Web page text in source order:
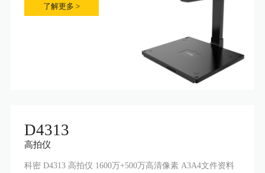
了解更多 >
D4313
高拍仪
科密 D4313 高拍仪 1600万+500万高清像素 A3A4文件资料